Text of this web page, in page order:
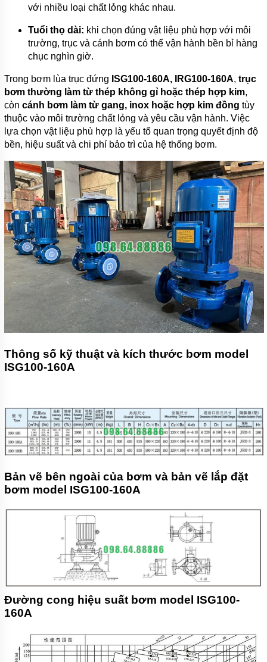
với nhiều loại chất lỏng khác nhau.
Tuổi thọ dài: khi chọn đúng vật liệu phù hợp với môi
trường, trục và cánh bơm có thể vận hành bền bỉ hàng
chục nghìn giờ.
Trong bơm lùa trục đứng ISG100-160A, IRG100-160A, trục
bơm thường làm từ thép không gỉ hoặc thép hợp kim,
còn cánh bơm làm từ gang, inox hoặc hợp kim đồng tùy
thuộc vào môi trường chất lỏng và yêu cầu vận hành. Việc
lựa chọn vật liệu phù hợp là yếu tố quan trọng quyết định độ
bền, hiệu suất và chi phí bảo trì của hệ thống bơm.
Thông số kỹ thuật và kích thước bơm model
ISG100-160A
Bản vẽ bên ngoài của bơm và bản vẽ lắp đặt
bơm model ISG100-160A
Đường cong hiệu suất bơm model ISG100-
160A